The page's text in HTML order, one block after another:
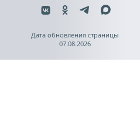
Дата обновления страницы
07.08.2026